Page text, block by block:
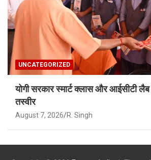
UNCATEGORIZED
योगी सरकार स्मार्ट क्लास और आईसीटी लैब
तस्वीर
August 7, 2026 R. Singh